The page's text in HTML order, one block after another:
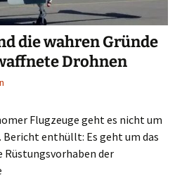
die wahren Gründe
Drohnen
Flugzeuge geht es nicht um
Bericht enthüllt: Es geht um das
der